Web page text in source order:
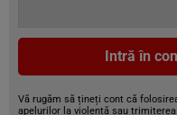
Intră în
Vă rugăm să țineți cont că
apelurilor la violență sau